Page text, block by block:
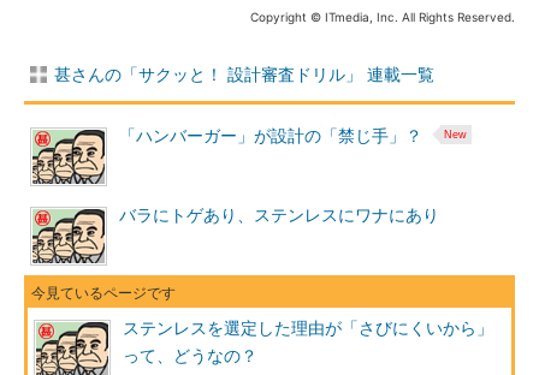
Copyright © ITmedia, Inc. All Rights Reserved.
甚さんの「サクッと！ 設計審査ドリル」 連載一覧
「ハンバーガー」が設計の「禁じ手」？
バラにトゲあり、ステンレスにワナにあり
ステンレスを選定した理由が「さびにくいから」
って、どうなの？